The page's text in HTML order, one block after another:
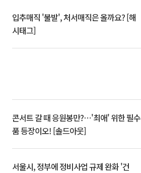
입추매직 '불발', 처서매직은 올까요? [해
시태그]
콘서트 갈 때 응원봉만?⋯'최애' 위한 필수
품 등장이오! [솔드아웃]
서울시, 정부에 정비사업 규제 완화 '건